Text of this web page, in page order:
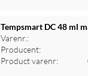
Log ind
Tempsmart DC 48 ml
Varenr.:
Producent:
Product varenr: